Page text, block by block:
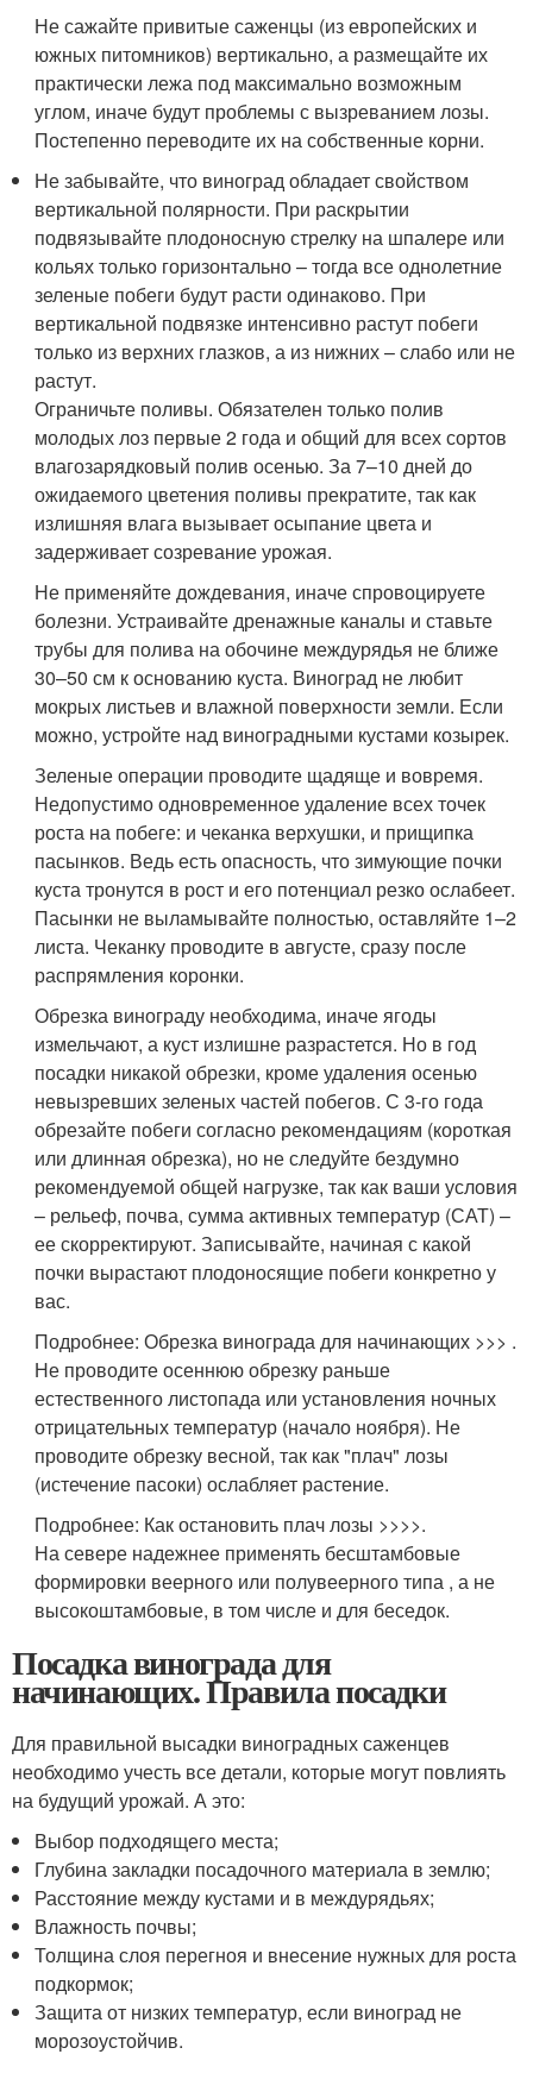
Не сажайте привитые саженцы (из европейских и
южных питомников) вертикально, а размещайте их
практически лежа под максимально возможным
углом, иначе будут проблемы с вызреванием лозы.
Постепенно переводите их на собственные корни.
Не забывайте, что виноград обладает свойством
вертикальной полярности. При раскрытии
подвязывайте плодоносную стрелку на шпалере или
кольях только горизонтально – тогда все однолетние
зеленые побеги будут расти одинаково. При
вертикальной подвязке интенсивно растут побеги
только из верхних глазков, а из нижних – слабо или не
растут.
Ограничьте поливы. Обязателен только полив
молодых лоз первые 2 года и общий для всех сортов
влагозарядковый полив осенью. За 7–10 дней до
ожидаемого цветения поливы прекратите, так как
излишняя влага вызывает осыпание цвета и
задерживает созревание урожая.
Не применяйте дождевания, иначе спровоцируете
болезни. Устраивайте дренажные каналы и ставьте
трубы для полива на обочине междурядья не ближе
30–50 см к основанию куста. Виноград не любит
мокрых листьев и влажной поверхности земли. Если
можно, устройте над виноградными кустами козырек.
Зеленые операции проводите щадяще и вовремя.
Недопустимо одновременное удаление всех точек
роста на побеге: и чеканка верхушки, и прищипка
пасынков. Ведь есть опасность, что зимующие почки
куста тронутся в рост и его потенциал резко ослабеет.
Пасынки не выламывайте полностью, оставляйте 1–2
листа. Чеканку проводите в августе, сразу после
распрямления коронки.
Обрезка винограду необходима, иначе ягоды
измельчают, а куст излишне разрастется. Но в год
посадки никакой обрезки, кроме удаления осенью
невызревших зеленых частей побегов. С 3-го года
обрезайте побеги согласно рекомендациям (короткая
или длинная обрезка), но не следуйте бездумно
рекомендуемой общей нагрузке, так как ваши условия
– рельеф, почва, сумма активных температур (САТ) –
ее скорректируют. Записывайте, начиная с какой
почки вырастают плодоносящие побеги конкретно у
вас.
Подробнее: Обрезка винограда для начинающих >>> .
Не проводите осеннюю обрезку раньше
естественного листопада или установления ночных
отрицательных температур (начало ноября). Не
проводите обрезку весной, так как "плач" лозы
(истечение пасоки) ослабляет растение.
Подробнее: Как остановить плач лозы >>>>.
На севере надежнее применять бесштамбовые
формировки веерного или полувеерного типа , а не
высокоштамбовые, в том числе и для беседок.
Посадка винограда для
начинающих. Правила посадки
Для правильной высадки виноградных саженцев
необходимо учесть все детали, которые могут повлиять
на будущий урожай. А это:
Выбор подходящего места;
Глубина закладки посадочного материала в землю;
Расстояние между кустами и в междурядьях;
Влажность почвы;
Толщина слоя перегноя и внесение нужных для роста
подкормок;
Защита от низких температур, если виноград не
морозоустойчив.